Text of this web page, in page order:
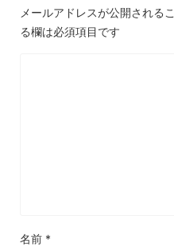
メールアドレスが公開される
る欄は必須項目です
名前 *